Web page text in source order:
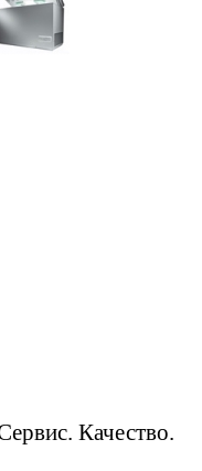
Качество.